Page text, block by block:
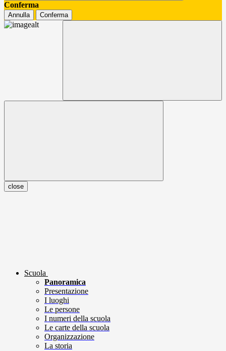
Conferma
Annulla Conferma
close
Scuola
Panoramica
Presentazione
I luoghi
Le persone
I numeri della scuola
Le carte della scuola
Organizzazione
La storia